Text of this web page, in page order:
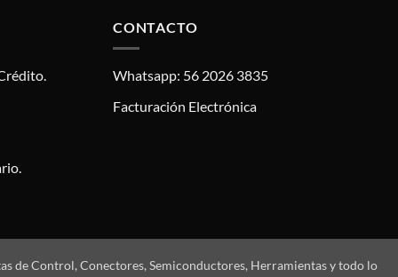
CONTACTO
Whatsapp: 56 2026 3835
Facturación Electrónica
de Control, Conectores, Semiconductores, Herramientas y todo lo